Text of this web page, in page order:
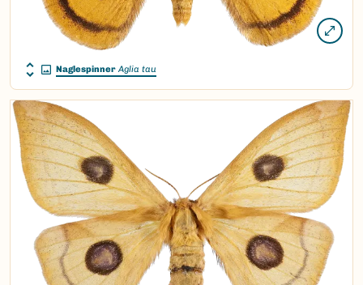
Naglespinner Aglia tau